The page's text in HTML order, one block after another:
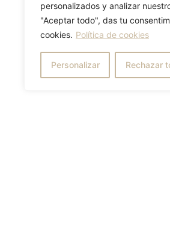
personalizados y analizar
"Aceptar todo", das tu
cookies. Política de cookies
Personalizar Rechazar